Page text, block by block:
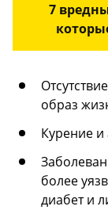
7
образ
Курение и
более
диабет и